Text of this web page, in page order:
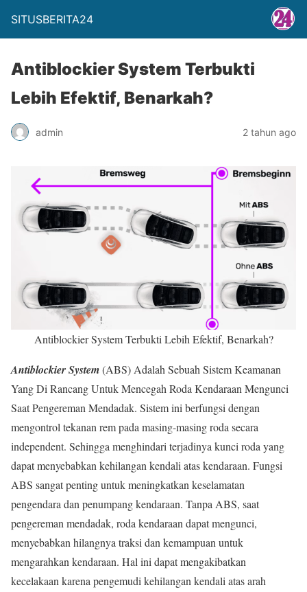
SITUSBERITA24
Antiblockier System Terbukti
Lebih Efektif, Benarkah?
admin 2 tahun ago
Antiblockier System Terbukti Lebih Efektif, Benarkah?
Antiblockier System(ABS) Adalah Sebuah Sistem Keamanan
Yang Di Rancang Untuk Mencegah Roda Kendaraan Mengunci
Saat Pengereman Mendadak. Sistem ini berfungsi dengan
mengontrol tekanan rem pada masing-masing roda secara
independent. Sehingga menghindari terjadinya kunci roda yang
dapat menyebabkan kehilangan kendali atas kendaraan. Fungsi
ABS sangat penting untuk meningkatkan keselamatan
pengendara dan penumpang kendaraan. Tanpa ABS, saat
pengereman mendadak, roda kendaraan dapat mengunci,
menyebabkan hilangnya traksi dan kemampuan untuk
mengarahkan kendaraan. Hal ini dapat mengakibatkan
kecelakaan karena pengemudi kehilangan kendali atas arah